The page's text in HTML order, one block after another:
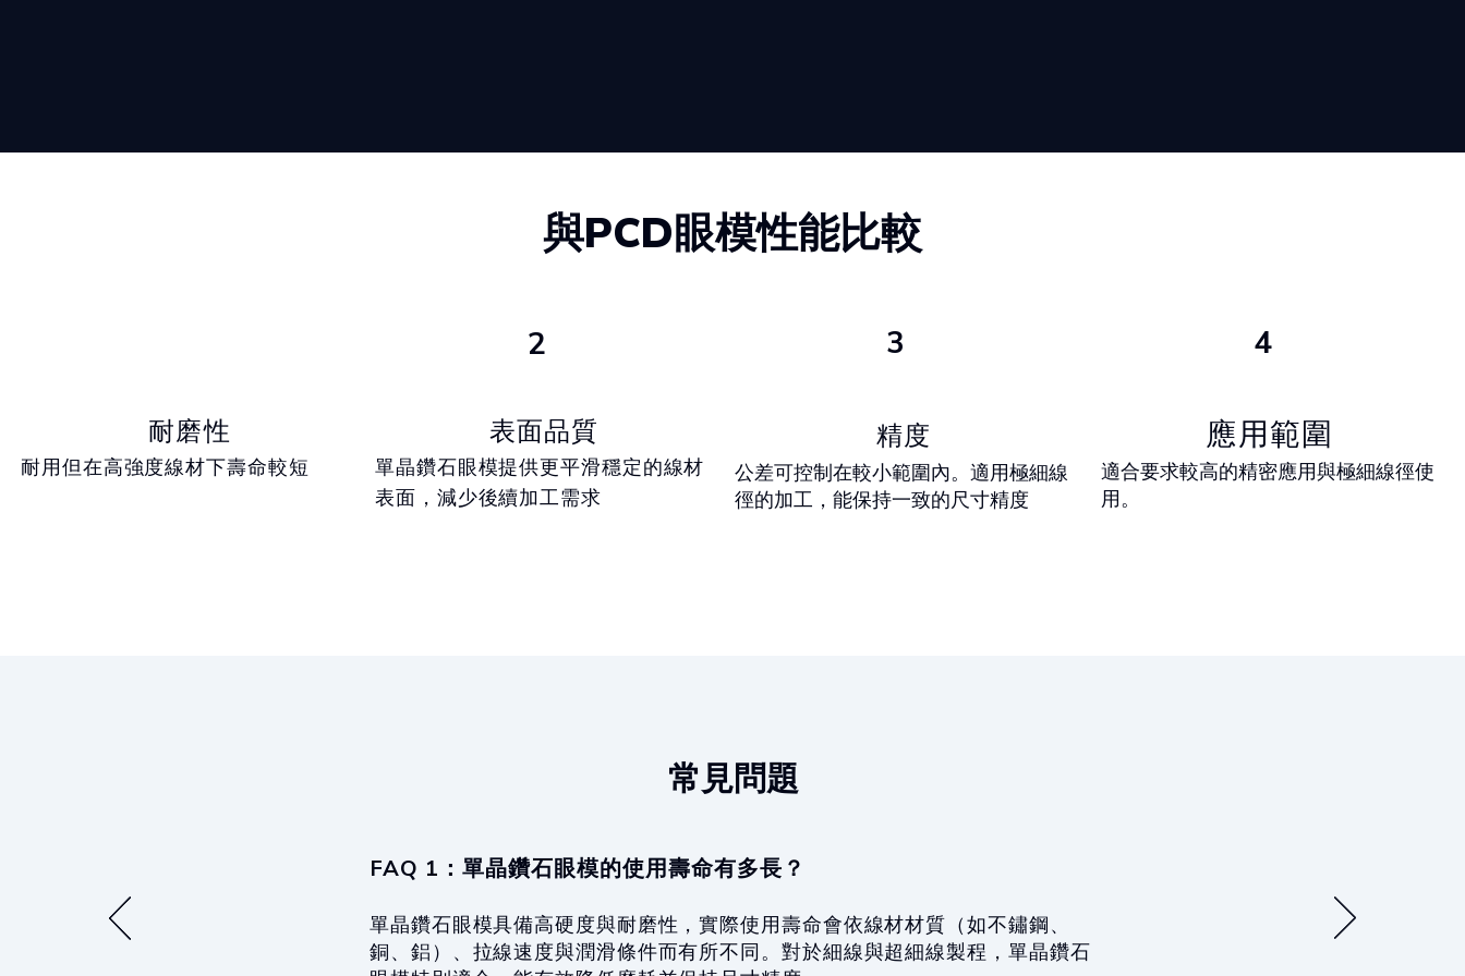
與PCD眼模性能比較
2 3 4
耐磨性
​耐用但在高強度線材下壽命較短​
表面品質
單晶鑽石眼模提供更平滑穩定的線材
表面，減少後續加工需求
精度
公差可控制在較小範圍內。適用極細線
徑的加工，能保持一致的尺寸精度
應用範圍
適合要求較高的精密應用與極細線徑使
用。
常見問題
FAQ 1：單晶鑽石眼模的使用壽命有多長？
單晶鑽石眼模具備高硬度與耐磨性，實際使用壽命會依線材材質（如不鏽鋼、
銅、鋁）、拉線速度與潤滑條件而有所不同。對於細線與超細線製程，單晶鑽石